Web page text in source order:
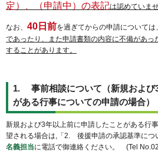
定）、（申請中）の表記は認めていま
なお、 40日前を過ぎてからの申請については、
であったり、また申請書類の内容に不備があっ
することがあります。
1. 事前相談について（新規および
がある行事についての申請の場合）
新規および3年以上前に申請したことがある行
望される場合は,「2. 後援申請の承認基準につ
名義担当に電話で御連絡ください。 (Tel